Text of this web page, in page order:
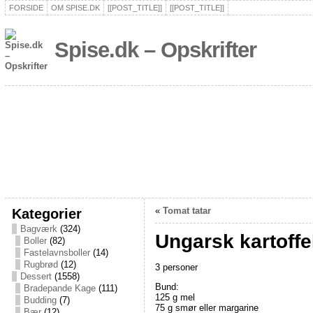
FORSIDE OM SPISE.DK [[POST_TITLE]] [[POST_TITLE]]
Spise.dk – Opskrifter
Kategorier
Bagværk(324)
Boller(82)
Fastelavnsboller(14)
Rugbrød (12)
Dessert(1558)
Bradepande Kage(111)
Budding(7)
« Tomat tatar
Ungarsk
3 personer
Bund:
125 g mel
75 g smør eller margarine